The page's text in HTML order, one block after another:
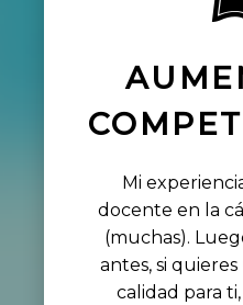
Mi
docente en la
(muchas).
antes, si
calidad para